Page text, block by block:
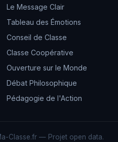
Le Message Clair
Tableau des Émotions
Conseil de Classe
Classe Coopérative
Ouverture sur le Monde
Débat Philosophique
Pédagogie de l'Action
Classe.fr — Projet open data.